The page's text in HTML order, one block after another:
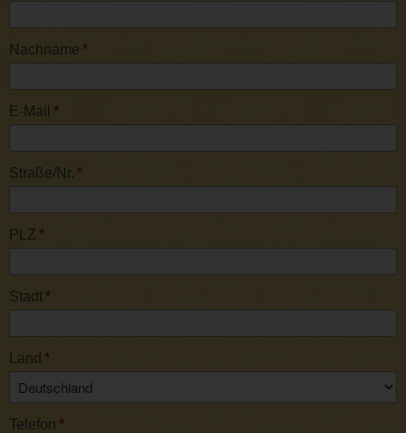
Nachname *
E-Mail *
Straße/Nr. *
PLZ *
Stadt *
Land *
Telefon *